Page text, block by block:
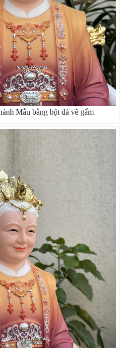
Mẫu bằng bột đá vẽ gấm